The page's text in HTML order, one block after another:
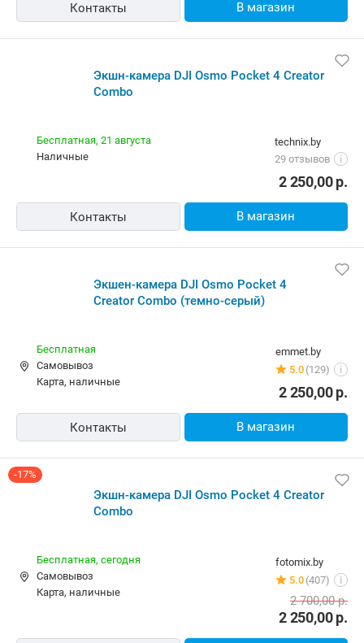
Контакты В магазин
Экшн-камера DJI Osmo Pocket 4 Creator
Combo
technix.by
29 отзывов
i
Бесплатная, 21 августа
наличные
2 250,00р.
Контакты В магазин
Экшен-камера DJI Osmo Pocket 4
Creator Combo (темно-серый)
emmet.by
5.0 (129) i
Бесплатная
Самовывоз
карта, наличные
2 250,00р.
Контакты В магазин
-17%
Экшн-камера DJI Osmo Pocket 4 Creator
Combo
fotomix.by
5.0 (407) i
Бесплатная, сегодня
Самовывоз
карта, наличные
2 250,00р.
2 700,00р.